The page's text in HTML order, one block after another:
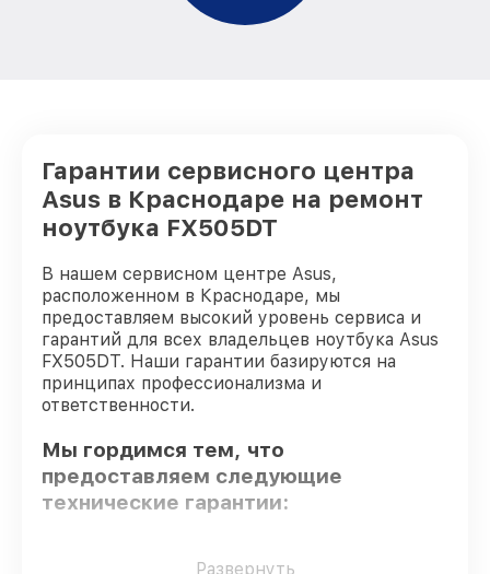
Гарантии сервисного центра
Asus в Краснодаре на ремонт
ноутбука FX505DT
В нашем сервисном центре Asus,
расположенном в Краснодаре, мы
предоставляем высокий уровень сервиса и
гарантий для всех владельцев ноутбука Asus
FX505DT. Наши гарантии базируются на
принципах профессионализма и
ответственности.
Мы гордимся тем, что
предоставляем следующие
технические гарантии:
Только фирменные комплектующие
Развернуть